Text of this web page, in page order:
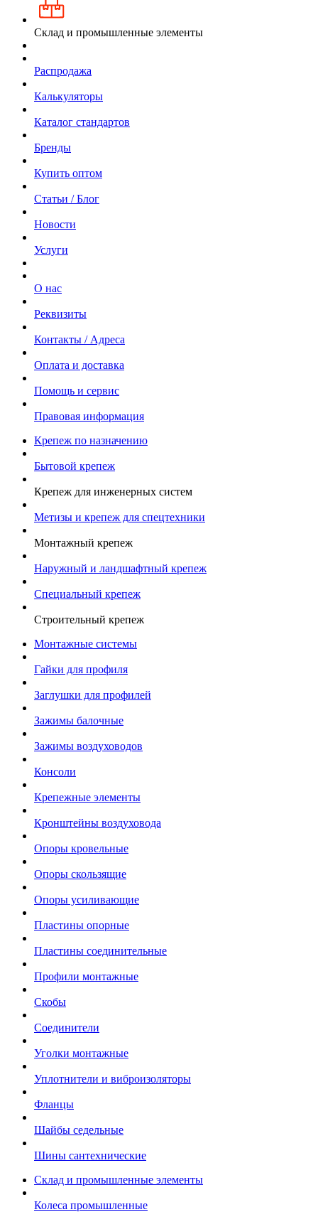
Склад и промышленные элементы
Распродажа
Калькуляторы
Каталог стандартов
Бренды
Купить оптом
Статьи / Блог
Новости
Услуги
О нас
Реквизиты
Контакты / Адреса
Оплата и доставка
Помощь и сервис
Правовая информация
Крепеж по назначению
Бытовой крепеж
Крепеж для инженерных систем
Метизы и крепеж для спецтехники
Монтажный крепеж
Наружный и ландшафтный крепеж
Специальный крепеж
Строительный крепеж
Монтажные системы
Гайки для профиля
Заглушки для профилей
Зажимы балочные
Зажимы воздуховодов
Консоли
Крепежные элементы
Кронштейны воздуховода
Опоры кровельные
Опоры скользящие
Опоры усиливающие
Пластины опорные
Пластины соединительные
Профили монтажные
Скобы
Соединители
Уголки монтажные
Уплотнители и виброизоляторы
Фланцы
Шайбы седельные
Шины сантехнические
Склад и промышленные элементы
Колеса промышленные